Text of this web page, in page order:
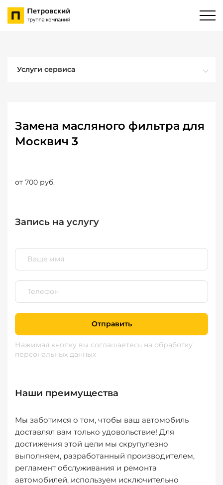
Услуги сервиса
Замена масляного фильтра для
Москвич 3
от 700 руб.
Запись на услугу
Отправить
Нажимая кнопку вы соглашаетесь на обработку
персональных данных
Наши преимущества
Мы заботимся о том, чтобы ваш автомобиль
доставлял вам только удовольствие! Для
достижения этой цели мы скрупулезно
выполняем, разработанный производителем,
регламент обслуживания и ремонта
автомобилей, используем исключительно